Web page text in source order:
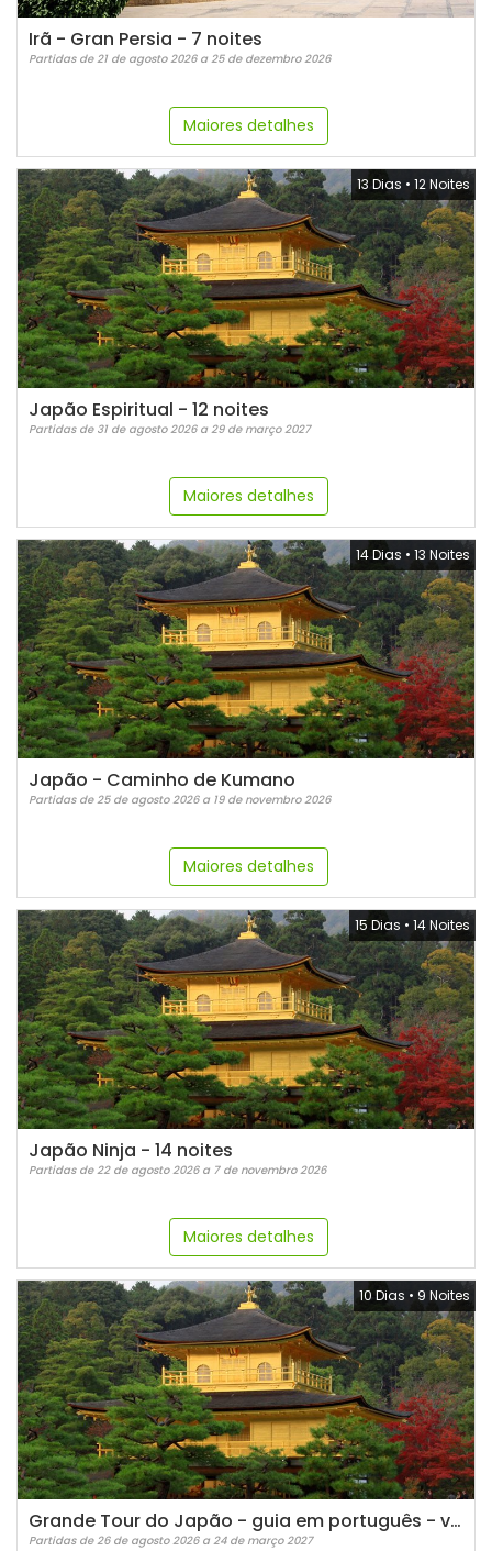
Irã - Gran Persia - 7 noites
Partidas de 21 de agosto 2026 a 25 de dezembro 2026
Maiores detalhes
13 Dias • 12 Noites
Japão Espiritual - 12 noites
Partidas de 31 de agosto 2026 a 29 de março 2027
Maiores detalhes
14 Dias • 13 Noites
Japão - Caminho de Kumano
Partidas de 25 de agosto 2026 a 19 de novembro 2026
Maiores detalhes
15 Dias • 14 Noites
Japão Ninja - 14 noites
Partidas de 22 de agosto 2026 a 7 de novembro 2026
Maiores detalhes
10 Dias • 9 Noites
Grande Tour do Japão - guia em português - verão 2026
Partidas de 26 de agosto 2026 a 24 de março 2027